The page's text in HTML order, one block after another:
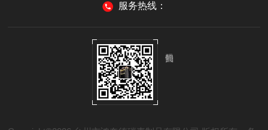
服务热线：